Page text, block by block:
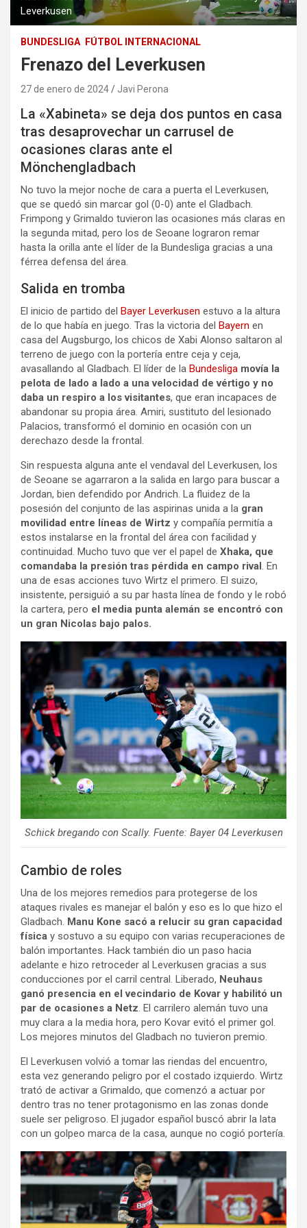
Leverkusen
BUNDESLIGA FÚTBOL INTERNACIONAL
Frenazo del Leverkusen
27 de enero de 2024 Javi Perona
La «Xabineta» se deja dos puntos en casa
tras desaprovechar un carrusel de
ocasiones claras ante el
Mönchengladbach
No tuvo la mejor noche de cara a puerta el Leverkusen,
que se quedó sin marcar gol (0-0) ante el Gladbach.
Frimpong y Grimaldo tuvieron las ocasiones más claras en
la segunda mitad, pero los de Seoane lograron remar
hasta la orilla ante el líder de la Bundesliga gracias a una
férrea defensa del área.
Salida en tromba
El inicio de partido del Bayer Leverkusen estuvo a la altura
de lo que había en juego. Tras la victoria del Bayern en
casa del Augsburgo, los chicos de Xabi Alonso saltaron al
terreno de juego con la portería entre ceja y ceja,
avasallando al Gladbach. El líder de la Bundesliga movía la
pelota de lado a lado a una velocidad de vértigo y no
daba un respiro a los visitantes, que eran incapaces de
abandonar su propia área. Amiri, sustituto del lesionado
Palacios, transformó el dominio en ocasión con un
derechazo desde la frontal.
Sin respuesta alguna ante el vendaval del Leverkusen, los
de Seoane se agarraron a la salida en largo para buscar a
Jordan, bien defendido por Andrich. La fluidez de la
posesión del conjunto de las aspirinas unida a la gran
movilidad entre líneas de Wirtz y compañía permitía a
estos instalarse en la frontal del área con facilidad y
continuidad. Mucho tuvo que ver el papel de Xhaka, que
comandaba la presión tras pérdida en campo rival . En
una de esas acciones tuvo Wirtz el primero. El suizo,
insistente, persiguió a su par hasta línea de fondo y le robó
la cartera, pero el media punta alemán se encontró con
un gran Nicolas bajo palos.
Schick bregando con Scally. Fuente: Bayer 04 Leverkusen
Cambio de roles
Una de los mejores remedios para protegerse de los
ataques rivales es manejar el balón y eso es lo que hizo el
Gladbach. Manu Kone sacó a relucir su gran capacidad
física y sostuvo a su equipo con varias recuperaciones de
balón importantes. Hack también dio un paso hacia
adelante e hizo retroceder al Leverkusen gracias a sus
conducciones por el carril central. Liberado, Neuhaus
ganó presencia en el vecindario de Kovar y habilitó un
par de ocasiones a Netz. El carrilero alemán tuvo una
muy clara a la media hora, pero Kovar evitó el primer gol.
Los mejores minutos del Gladbach no tuvieron premio.
El Leverkusen volvió a tomar las riendas del encuentro,
esta vez generando peligro por el costado izquierdo. Wirtz
trató de activar a Grimaldo, que comenzó a actuar por
dentro tras no tener protagonismo en las zonas donde
suele ser peligroso. El jugador español buscó abrir la lata
con un golpeo marca de la casa, aunque no cogió portería.